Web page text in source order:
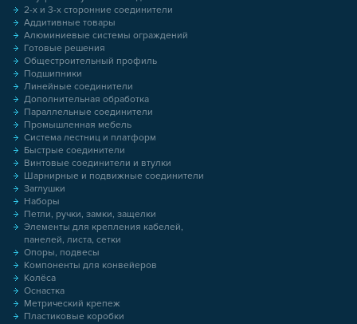
2-х и 3-х сторонние соединители
Аддитивные товары
Алюминиевые системы ограждений
Готовые решения
Общестроительный профиль
Подшипники
Линейные соединители
Дополнительная обработка
Параллельные соединители
Промышленная мебель
Система лестниц и платформ
Быстрые соединители
Винтовые соединители и втулки
Шарнирные и подвижные соединители
Заглушки
Наборы
Петли, ручки, замки, защелки
Элементы для крепления кабелей,
панелей, листа, сетки
Опоры, подвесы
Компоненты для конвейеров
Колёса
Оснастка
Метрический крепеж
Пластиковые коробки